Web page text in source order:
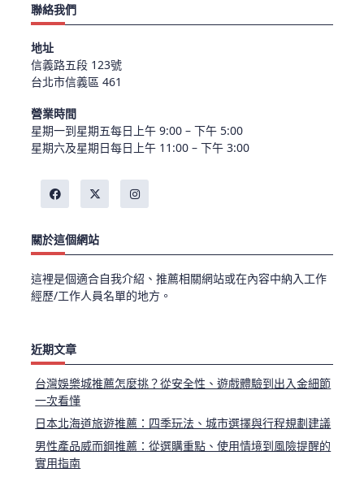
聯絡我們
地址
信義路五段 123號
台北市信義區 461
營業時間
星期一到星期五每日上午 9:00 – 下午 5:00
星期六及星期日每日上午 11:00 – 下午 3:00
關於這個網站
這裡是個適合自我介紹、推薦相關網站或在內容中納入工作
經歷/工作人員名單的地方。
近期文章
台灣娛樂城推薦怎麼挑？從安全性、遊戲體驗到出入金細節
一次看懂
日本北海道旅遊推薦：四季玩法、城市選擇與行程規劃建議
男性產品威而鋼推薦：從選購重點、使用情境到風險提醒的
實用指南